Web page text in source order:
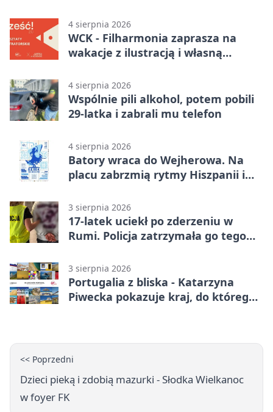
4 sierpnia 2026
WCK - Filharmonia zaprasza na
wakacje z ilustracją i własną
4 sierpnia 2026
Wspólnie pili alkohol, potem pobili
29-latka i zabrali mu telefon
4 sierpnia 2026
Batory wraca do Wejherowa. Na
placu zabrzmią rytmy Hiszpanii i
3 sierpnia 2026
17-latek uciekł po zderzeniu w
Rumi. Policja zatrzymała go tego
3 sierpnia 2026
Portugalia z bliska - Katarzyna
Piwecka pokazuje kraj, do którego
<< Poprzedni
Dzieci pieką i zdobią mazurki - Słodka Wielkanoc
w foyer FK